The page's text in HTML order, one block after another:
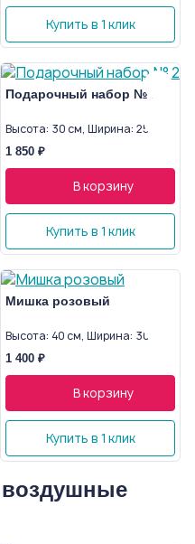
Купить в 1 клик
Подарочный набор № 2
Высота: 30 см, Ширина: 25 см
1 850 ₽
В корзину
Купить в 1 клик
Мишка розовый
Высота: 40 см, Ширина: 30 см
1 400 ₽
В корзину
Купить в 1 клик